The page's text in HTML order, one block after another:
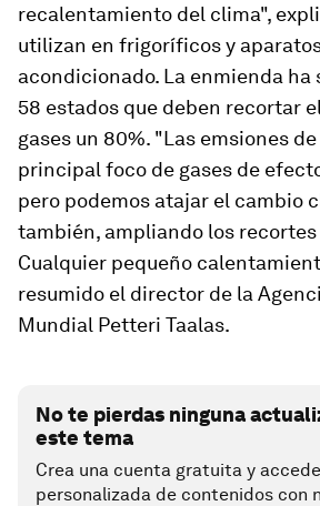
recalentamiento del clima",
utilizan en frigoríficos y
acondicionado. La enmienda
58 estados que deben recortar
gases un 80%. "Las emsiones de
principal foco de gases de
pero podemos atajar el cambio
también, ampliando los recortes
Cualquier pequeño
resumido el director de la
Mundial Petteri Taalas.
No te pierdas ninguna
este tema
Crea una cuenta gratuita y
personalizada de contenidos con